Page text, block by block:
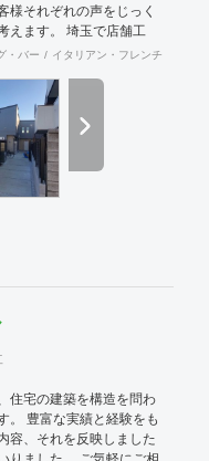
様それぞれの声をじっく
えます。 埼玉で店舗工
考えの方はお気軽に私た
・バー イタリアン・フレンチ
住宅の建築を構造を問わ
。 豊富な実績と経験をも
容、それを反映しました